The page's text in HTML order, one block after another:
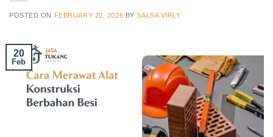
POSTED ON FEBRUARY 20, 2026 BYSALSA VIRLY
20
Feb